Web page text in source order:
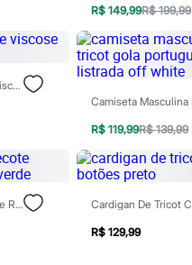
R$ 149,99R$ 199,99
Cropped Tricot De Viscose Off White
R$ 119,99R$ 139,99
Polo De Tricot Decote Redondo Mindset Verde
R$ 129,99